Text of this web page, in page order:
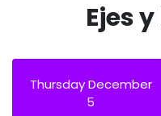
Ejes
Thursday December
5